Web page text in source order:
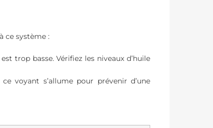
ce système :
trop basse. Vérifiez les niveaux d’huile
voyant s’allume pour prévenir d’une